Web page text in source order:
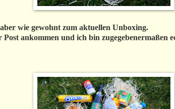
wie gewohnt zum aktuellen Unboxing.
ankommen und ich bin zugegebenermaßen